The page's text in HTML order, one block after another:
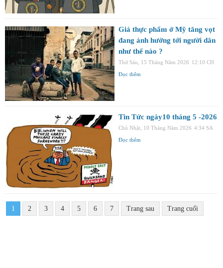
Giá thực phẩm ở Mỹ tăng vọt
đang ảnh hưởng tới người dân
như thế nào ?
Thứ Sáu, 15 Tháng Năm 2026 12:10 CH
Đọc thêm
Tin Tức ngày10 tháng 5 -2026
Chủ Nhật, 10 Tháng Năm 2026 4:34 SA
Đọc thêm
1 2 3 4 5 6 7 Trang sau Trang cuối